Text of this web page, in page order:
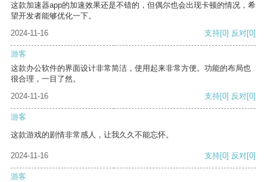
这款加速器app的加速效果还是不错的，但偶尔也会出现卡顿的情况，希
望开发者能够优化一下。
2024-11-16
支持[0] 反对[0]
游客
这款办公软件的界面设计非常简洁，使用起来非常方便。功能的布局也
很合理，一目了然。
2024-11-16
支持[0] 反对[0]
游客
这款游戏的剧情非常感人，让我久久不能忘怀。
2024-11-16 支持[0] 反对[0]
游客